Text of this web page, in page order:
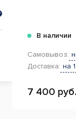
В наличии
Самовывоз:
Доставка: на
7 400 руб.